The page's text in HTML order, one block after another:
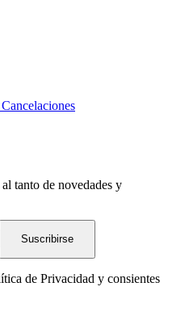
tanto de novedades y
Suscribirse
de Privacidad y consientes